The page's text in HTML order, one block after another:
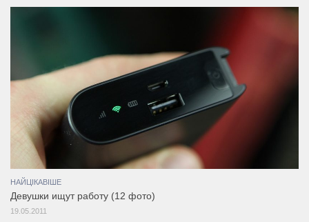
НАЙЦІКАВІШЕ
Девушки ищут работу (12 фото)
19.05.2011